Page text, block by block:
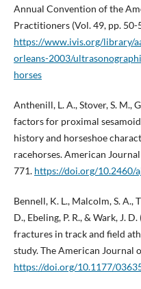
Annual Convention of the
Practitioners (Vol. 49, pp. 50-
https://www.ivis.org/library/
orleans-2003/
horses
Anthenill, L. A., Stover, S. M.,
factors for proximal
history and horseshoe
racehorses. American
771. https://doi.org/10.2460/
Bennell, K. L., Malcolm, S. A.,
D., Ebeling, P. R., & Wark, J.
fractures in track and field
study. The American Journal
https://doi.org/10.1177/